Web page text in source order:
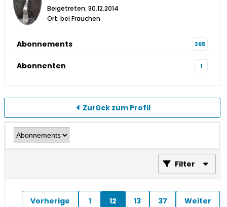
Beigetreten: 30.12.2014
Ort: bei Frauchen
Abonnements 365
Abonnenten 1
Zurück zum Profil
Filter
Vorherige 1 12 13 37 Weiter